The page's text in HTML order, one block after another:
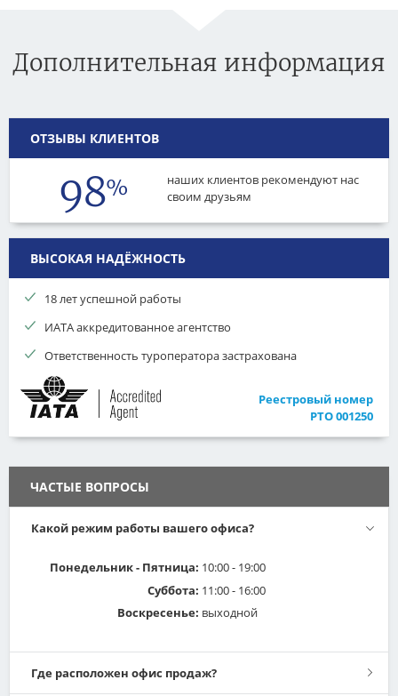
Дополнительная информация
ОТЗЫВЫ КЛИЕНТОВ
98%
наших клиентов рекомендуют нас
своим друзьям
ВЫСОКАЯ НАДЁЖНОСТЬ
18 лет успешной работы
ИАТА аккредитованное агентство
Ответственность туроператора застрахована
Реестровый номер
РТО 001250
ЧАСТЫЕ ВОПРОСЫ
Какой режим работы вашего офиса?
Понедельник - Пятница: 10:00 - 19:00
Суббота: 11:00 - 16:00
Воскресенье: выходной
Где расположен офис продаж?